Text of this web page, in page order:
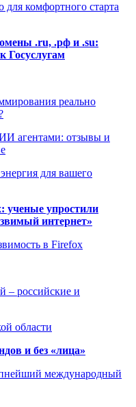
комфортного старта
.ru, .рф и .su:
Госуслугам
реально
агентами: отзывы и
для вашего
ученые упростили
интернет»
в Firefox
– российские и
области
и без «лица»
международный